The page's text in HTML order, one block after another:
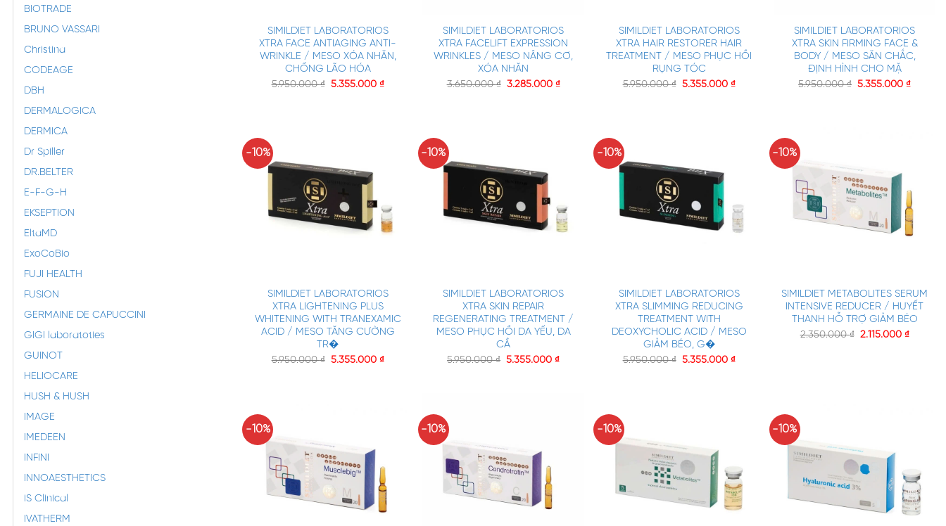
BIOTRADE
BRUNO VASSARI
Christina
CODEAGE
DBH
DERMALOGICA
DERMICA
Dr Spiller
DR.BELTER
E-F-G-H
EKSEPTION
EltaMD
ExoCoBio
FUJI HEALTH
FUSION
GERMAINE DE CAPUCCINI
GIGI laboratoties
GUINOT
HELIOCARE
HUSH & HUSH
IMAGE
IMEDEEN
INFINI
INNOAESTHETICS
iS Clinical
IVATHERM
SIMILDIET LABORATORIOS
XTRA FACE ANTIAGING ANTI-
WRINKLE / MESO XÓA NHĂN,
CHỐNG LÃO HÓA
5.950.000₫ 5.355.000 ₫
SIMILDIET LABORATORIOS
XTRA FACELIFT EXPRESSION
WRINKLES / MESO NÂNG CƠ,
XÓA NHĂN
3.650.000₫ 3.285.000 ₫
SIMILDIET LABORATORIOS
XTRA HAIR RESTORER HAIR
TREATMENT / MESO PHỤC HỒI
RỤNG TÓC
5.950.000₫ 5.355.000 ₫
SIMILDIET LABORATORIOS
XTRA SKIN FIRMING FACE &
BODY / MESO SĂN CHẮC,
ĐỊNH HÌNH CHO MẶ
5.950.000₫ 5.355.000₫
-10%
SIMILDIET LABORATORIOS
XTRA LIGHTENING PLUS
WHITENING WITH TRANEXAMIC
ACID / MESO TĂNG CƯỜNG
TR�
5.950.000₫ 5.355.000 ₫
-10%
SIMILDIET LABORATORIOS
XTRA SKIN REPAIR
REGENERATING TREATMENT /
MESO PHỤC HỒI DA YẾU, DA
CẦ
5.950.000₫ 5.355.000₫
-10%
SIMILDIET LABORATORIOS
XTRA SLIMMING REDUCING
TREATMENT WITH
DEOXYCHOLIC ACID / MESO
GIẢM BÉO, G�
5.950.000₫ 5.355.000 ₫
-10%
SIMILDIET METABOLITES SERUM
INTENSIVE REDUCER / HUYẾT
THANH HỖ TRỢ GIẢM BÉO
2.350.000₫ 2.115.000 ₫
-10% -10% -10% -10%